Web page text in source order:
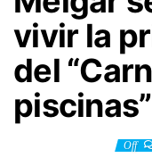
vivir la
del
piscinas”
Off